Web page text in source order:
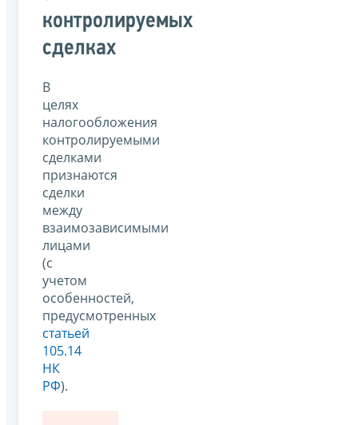
контролируемых
сделках
В
целях
налогообложения
контролируемыми
сделками
признаются
сделки
между
взаимозависимыми
лицами
(с
учетом
особенностей,
предусмотренных
статьей
105.14
НК
РФ).